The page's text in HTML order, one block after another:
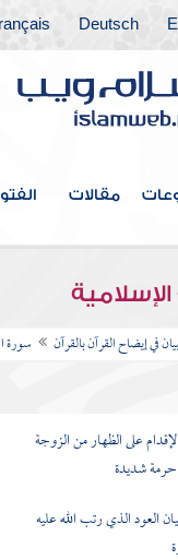
Deutsch
مقالات
في إيضاح القرآن بالقرآن سورة
وما جعل أزواجكم اللائي
على الظهار من الزوجة
حرمة شديدة
بيان العود الذي رتب الله عليه